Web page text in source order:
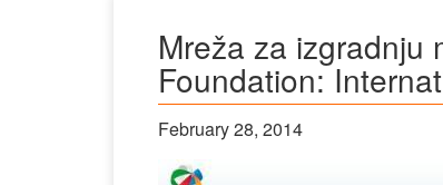
Mreža za izgradnju
Foundation:
February 28, 2014